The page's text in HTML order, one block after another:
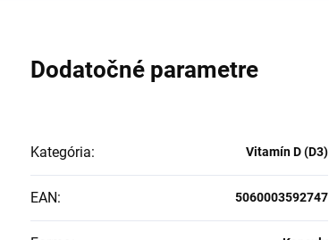
Dodatočné parametre
Kategória: Vitamín D (D3)
EAN: 5060003592747